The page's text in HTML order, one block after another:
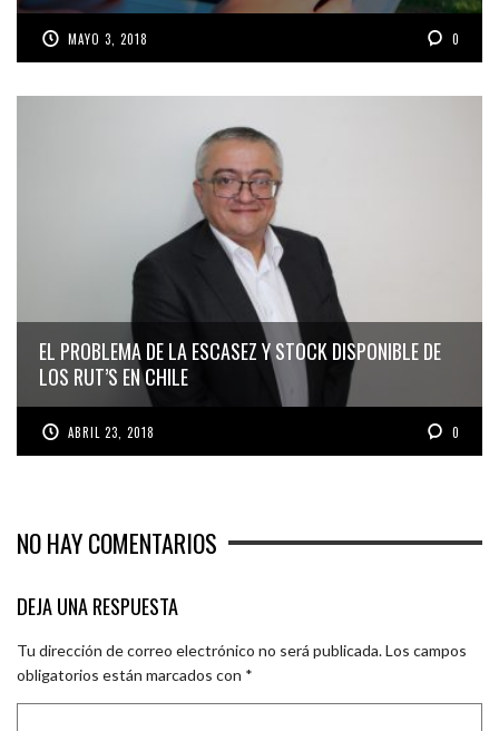
MAYO 3, 2018 0
EL PROBLEMA DE LA ESCASEZ Y STOCK DISPONIBLE DE
LOS RUT’S EN CHILE
ABRIL 23, 2018 0
NO HAY COMENTARIOS
DEJA UNA RESPUESTA
Tu dirección de correo electrónico no será publicada.Los campos
obligatorios están marcados con *